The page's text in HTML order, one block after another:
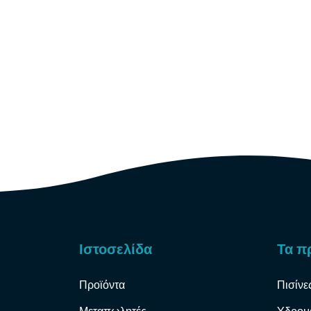
Ιστοσελίδα
Προϊόντα
Τα